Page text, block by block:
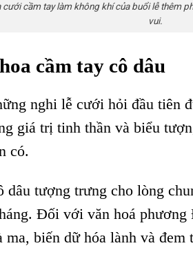
cưới cầm tay làm không khí của buổi lễ thêm
vui.
cầm tay cô dâu
nghi lễ cưới hỏi đầu tiên
giá trị tinh thần và biểu
có.
dâu tượng trưng cho lòng
Đối với văn hoá
ma, biến dữ hóa lành và